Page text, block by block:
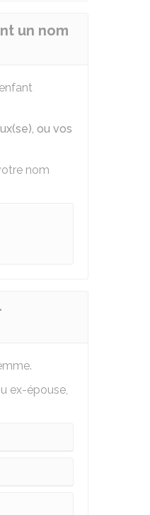
un nom
ou vos
nom
ex-épouse,